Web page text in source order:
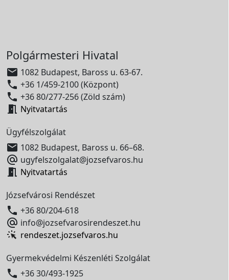
Polgármesteri Hivatal
 1082 Budapest, Baross u. 63-67.
 +36 1/459-2100 (Központ)
 +36 80/277-256 (Zöld szám)
 Nyitvatartás
Ügyfélszolgálat
 1082 Budapest, Baross u. 66–68.
 ugyfelszolgalat@jozsefvaros.hu
 Nyitvatartás
Józsefvárosi Rendészet
 +36 80/204-618
 info@jozsefvarosirendeszet.hu
rendeszet.jozsefvaros.hu
Gyermekvédelmi Készenléti Szolgálat
 +36 30/493-1925